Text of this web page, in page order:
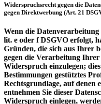
Widerspruchsrecht gegen die
gegen Direktwerbung (Art. 21
Wenn die
lit. e oder f DSGVO erfolgt,
Gründen, die sich aus Ihrer
gegen die Verarbeitung Ihrer
Widerspruch einzulegen;
Bestimmungen gestütztes
Rechtsgrundlage, auf denen
entnehmen Sie dieser
Widerspruch einlegen,